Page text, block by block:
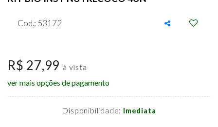
Cod.: 53172
R$ 27,99à vista
ver mais opções de pagamento
Disponibilidade: Imediata